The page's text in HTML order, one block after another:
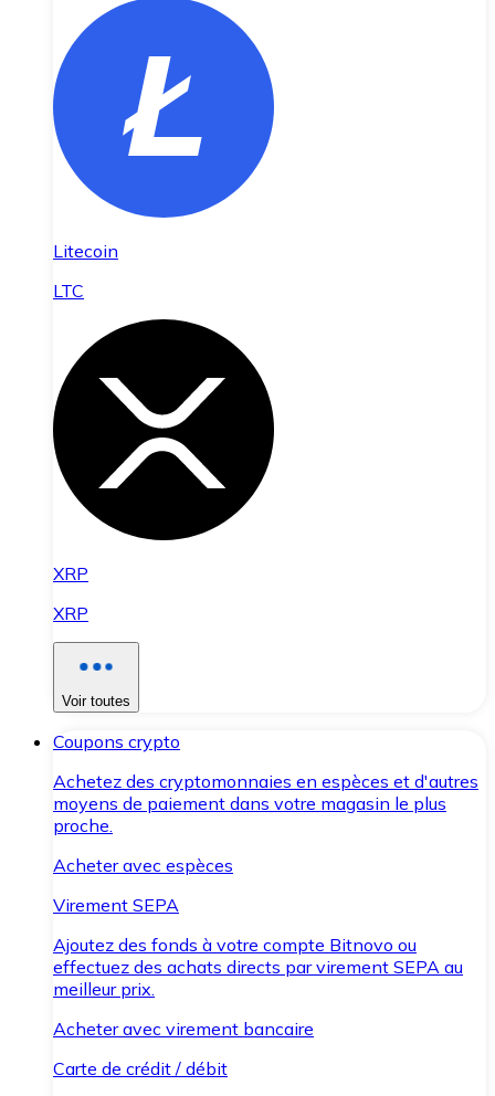
Litecoin
LTC
XRP
XRP
Voir toutes
Coupons crypto
Achetez des cryptomonnaies en espèces et d'autres
moyens de paiement dans votre magasin le plus
proche.
Acheter avec espèces
Virement SEPA
Ajoutez des fonds à votre compte Bitnovo ou
effectuez des achats directs par virement SEPA au
meilleur prix.
Acheter avec virement bancaire
Carte de crédit / débit